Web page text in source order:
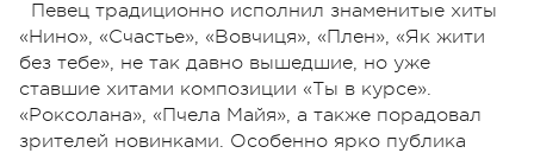
Певец традиционно исполнил знаменитые хиты
«Нино», «Счастье», «Вовчиця», «Плен», «Як жити
без тебе», не так давно вышедшие, но уже
ставшие хитами композиции «Ты в курсе».
«Роксолана», «Пчела Майя», а также порадовал
зрителей новинками. Особенно ярко публика